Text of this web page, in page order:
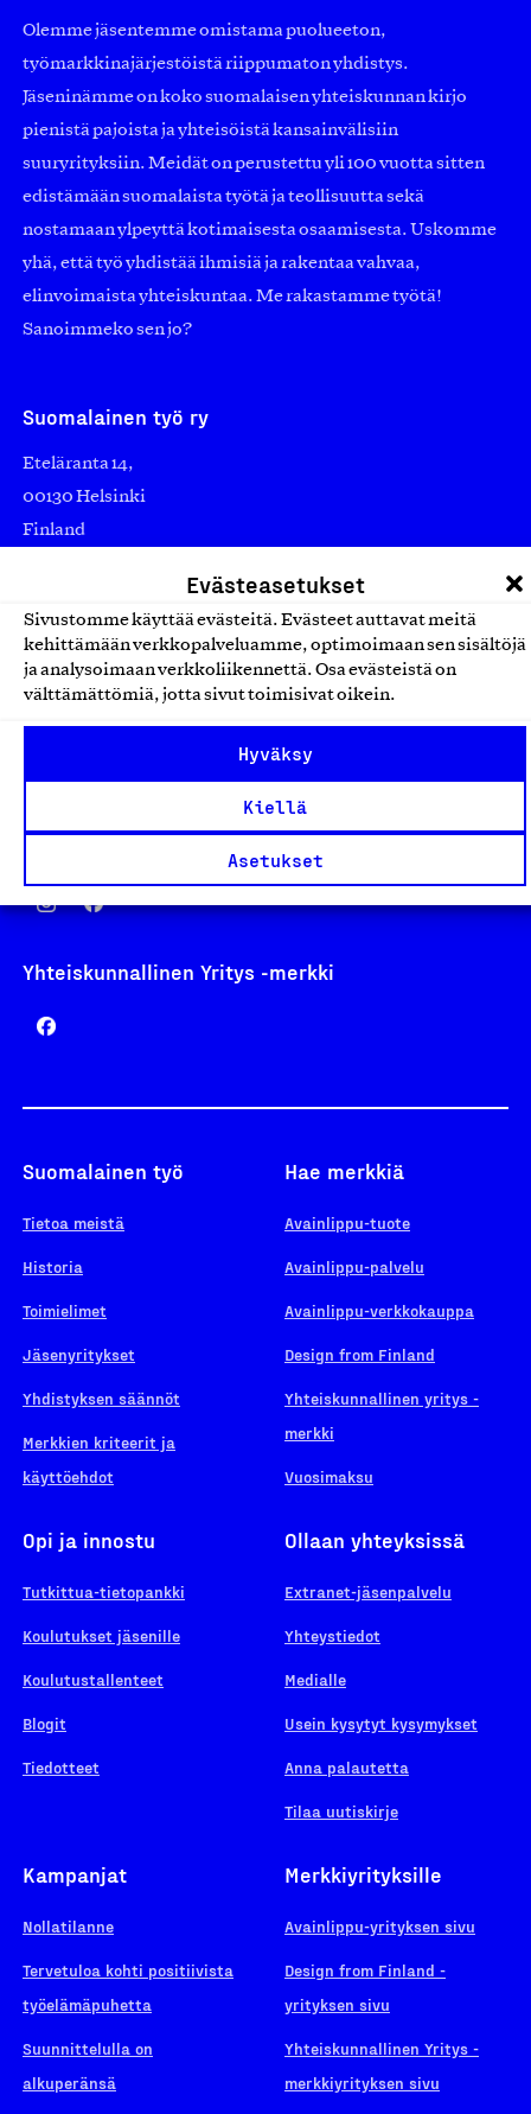
Evästeasetukset
Sivustomme käyttää evästeitä. Evästeet auttavat meitä
kehittämään verkkopalveluamme, optimoimaan sen sisältöjä
ja analysoimaan verkkoliikennettä. Osa evästeistä on
välttämättömiä, jotta sivut toimisivat oikein.
Hyväksy
Kiellä
Asetukset
Olemme jäsentemme omistama puolueeton,
työmarkkinajärjestöistä riippumaton yhdistys.
Jäseninämme on koko suomalaisen yhteiskunnan kirjo
pienistä pajoista ja yhteisöistä kansainvälisiin
suuryrityksiin. Meidät on perustettu yli 100 vuotta sitten
edistämään suomalaista työtä ja teollisuutta sekä
nostamaan ylpeyttä kotimaisesta osaamisesta. Uskomme
yhä, että työ yhdistää ihmisiä ja rakentaa vahvaa,
elinvoimaista yhteiskuntaa. Me rakastamme työtä!
Sanoimmeko sen jo?
Suomalainen työ ry
Eteläranta 14,
00130 Helsinki
Finland
laskutus@suomalainentyo.fi
Avainlippu
Yhteiskunnallinen Yritys -merkki
Suomalainen työ
Tietoa meistä
Historia
Toimielimet
Jäsenyritykset
Yhdistyksen säännöt
Merkkien kriteerit ja
käyttöehdot
Hae merkkiä
Avainlippu-tuote
Avainlippu-palvelu
Avainlippu-verkkokauppa
Design from Finland
Yhteiskunnallinen yritys -
merkki
Vuosimaksu
Opi ja innostu
Tutkittua-tietopankki
Koulutukset jäsenille
Koulutustallenteet
Blogit
Tiedotteet
Ollaan yhteyksissä
Extranet-jäsenpalvelu
Yhteystiedot
Medialle
Usein kysytyt kysymykset
Anna palautetta
Tilaa uutiskirje
Kampanjat
Nollatilanne
Tervetuloa kohti positiivista
työelämäpuhetta
Suunnittelulla on
alkuperänsä
Merkkiyrityksille
Avainlippu-yrityksen sivu
Design from Finland -
yrityksen sivu
Yhteiskunnallinen Yritys -
merkkiyrityksen sivu